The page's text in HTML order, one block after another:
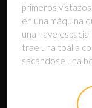
primeros
en una máquina
una nave
trae una toalla
sacándose una